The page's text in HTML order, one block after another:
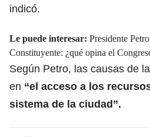
indicó.
Le puede interesar: Presidente
Constituyente: ¿qué opina el
Según Petro, las causas de
en “el acceso a los
sistema de la ciudad”.